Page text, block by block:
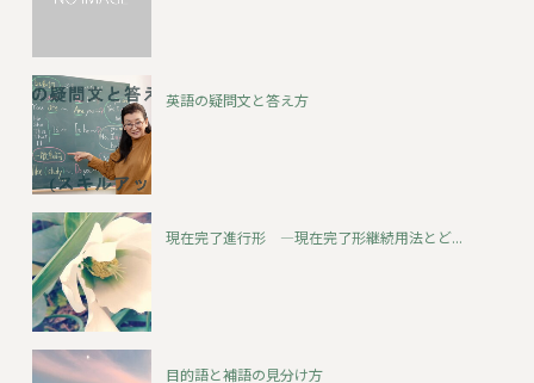
英語の疑問文と答え方
現在完了進行形 ―現在完了形継続用法とど...
目的語と補語の見分け方